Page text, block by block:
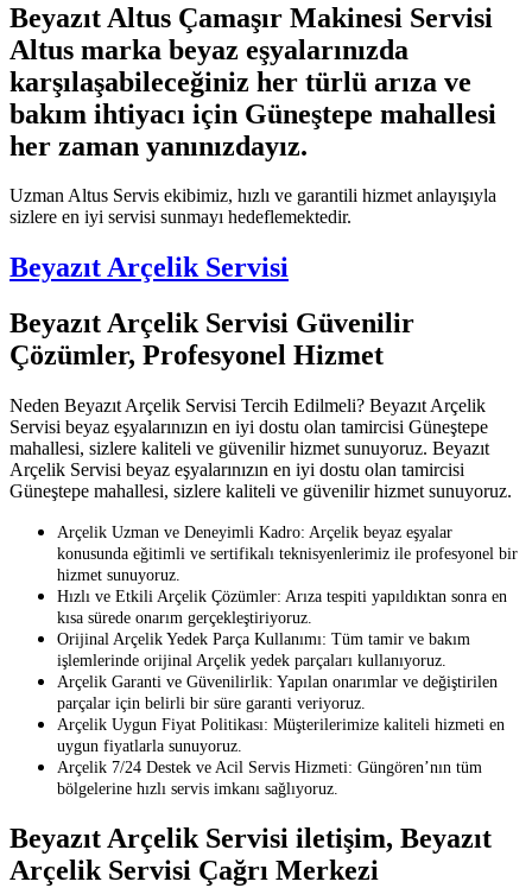
Beyazıt Altus Çamaşır Makinesi Servisi
Altus marka beyaz eşyalarınızda
karşılaşabileceğiniz her türlü arıza ve
bakım ihtiyacı için Güneştepe mahallesi
her zaman yanınızdayız.
Uzman Altus Servis ekibimiz, hızlı ve garantili hizmet anlayışıyla
sizlere en iyi servisi sunmayı hedeflemektedir.
Beyazıt Arçelik Servisi
Beyazıt Arçelik Servisi Güvenilir
Çözümler, Profesyonel Hizmet
Neden Beyazıt Arçelik Servisi Tercih Edilmeli? Beyazıt Arçelik
Servisi beyaz eşyalarınızın en iyi dostu olan tamircisi Güneştepe
mahallesi, sizlere kaliteli ve güvenilir hizmet sunuyoruz. Beyazıt
Arçelik Servisi beyaz eşyalarınızın en iyi dostu olan tamircisi
Güneştepe mahallesi, sizlere kaliteli ve güvenilir hizmet sunuyoruz.
Arçelik Uzman ve Deneyimli Kadro: Arçelik beyaz eşyalar
konusunda eğitimli ve sertifikalı teknisyenlerimiz ile profesyonel bir
hizmet sunuyoruz.
Hızlı ve Etkili Arçelik Çözümler: Arıza tespiti yapıldıktan sonra en
kısa sürede onarım gerçekleştiriyoruz.
Orijinal Arçelik Yedek Parça Kullanımı: Tüm tamir ve bakım
işlemlerinde orijinal Arçelik yedek parçaları kullanıyoruz.
Arçelik Garanti ve Güvenilirlik: Yapılan onarımlar ve değiştirilen
parçalar için belirli bir süre garanti veriyoruz.
Arçelik Uygun Fiyat Politikası: Müşterilerimize kaliteli hizmeti en
uygun fiyatlarla sunuyoruz.
Arçelik 7/24 Destek ve Acil Servis Hizmeti: Güngören’nın tüm
bölgelerine hızlı servis imkanı sağlıyoruz.
Beyazıt Arçelik Servisi iletişim, Beyazıt
Arçelik Servisi Çağrı Merkezi